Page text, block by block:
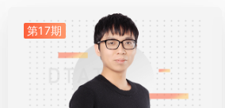
第17期